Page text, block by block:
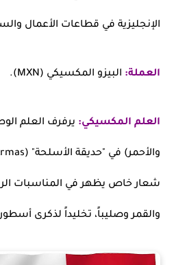
الإنجليزية في قطاعات الأعمال
العملة: البيزو المكسيكي (MXN).
العلم المكسيكي: يرفرف العلم
شعار خاص يظهر في المناسبات
والقمر وصليباً، تخليداً لذكرى